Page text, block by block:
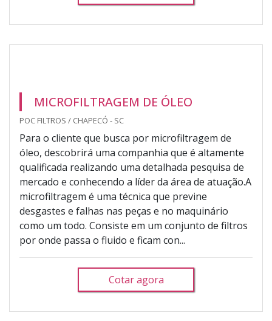
MICROFILTRAGEM DE ÓLEO
POC FILTROS / CHAPECÓ - SC
Para o cliente que busca por microfiltragem de
óleo, descobrirá uma companhia que é altamente
qualificada realizando uma detalhada pesquisa de
mercado e conhecendo a líder da área de atuação.A
microfiltragem é uma técnica que previne
desgastes e falhas nas peças e no maquinário
como um todo. Consiste em um conjunto de filtros
por onde passa o fluido e ficam con...
Cotar agora